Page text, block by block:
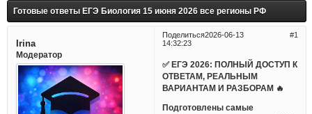
Готовые ответы ЕГЭ Биология 15 июня 2026 все регионы РФ
Поделиться 1
2026-06-13
14:32:23
Irina
Модератор
✅ ЕГЭ 2026: ПОЛНЫЙ ДОСТУП К
ОТВЕТАМ, РЕАЛЬНЫМ
ВАРИАНТАМ И РАЗБОРАМ 🔥
Подготовлены самые